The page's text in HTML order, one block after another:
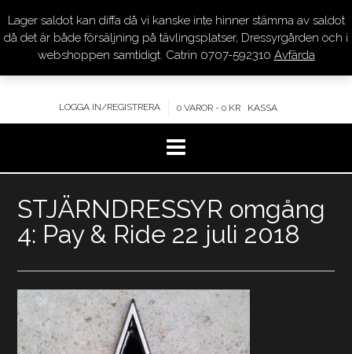
innehåll
DRESSYR.COM
KVALITET – KOMPETENS – SERVICE
LOGGA IN/REGISTRERA 0 VAROR - 0 KR KASSA
STJÄRNDRESSYR omgång
4: Pay & Ride 22 juli 2018
Lager saldot kan diffa då vi kanske inte hinner stämma av saldot
då det är både försäljning på tävlingsplatser, Dressyrgården och i
webshoppen samtidigt. Catrin 0707-592310 Avfärda